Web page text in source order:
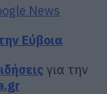
News
Εύβοια
για την